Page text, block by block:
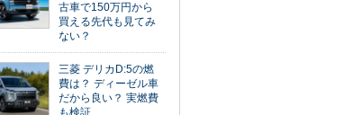
古車で150万円から
買える先代も見てみ
ない？
三菱 デリカD:5の燃
費は？ ディーゼル車
だから良い？ 実燃費
も検証